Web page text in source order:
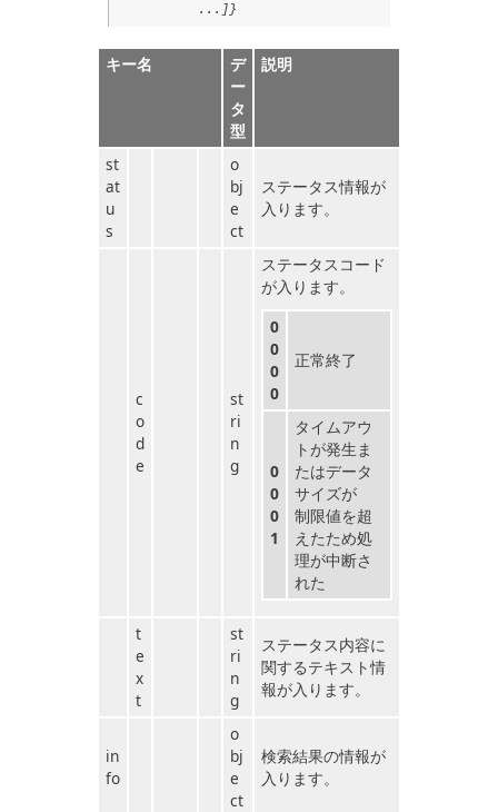
...]}
キー名
デ
ー
タ
型
説明
st
at
u
s
o
bj
e
ct
ステータス情報が
入ります。
c
o
d
e
st
ri
n
g
ステータスコード
が入ります。
0
0
0
0
正常終了
0
0
0
1
タイムアウ
トが発生ま
たはデータ
サイズが
制限値を超
えたため処
理が中断さ
れた
t
e
x
t
st
ri
n
g
ステータス内容に
関するテキスト情
報が入ります。
in
fo
o
bj
e
ct
検索結果の情報が
入ります。